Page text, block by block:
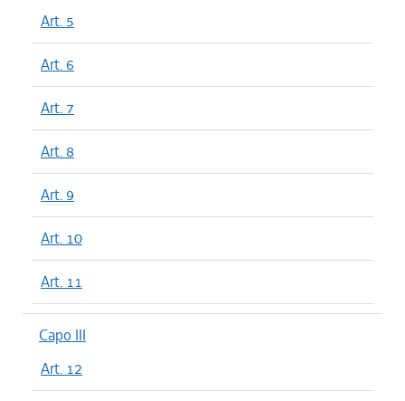
Art. 5
Art. 6
Art. 7
Art. 8
Art. 9
Art. 10
Art. 11
Capo III
Art. 12